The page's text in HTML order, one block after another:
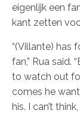
eigenlijk een
kant zetten
“(Villante) has
fan,” Rua said.
to watch out
comes he
his. I can’t